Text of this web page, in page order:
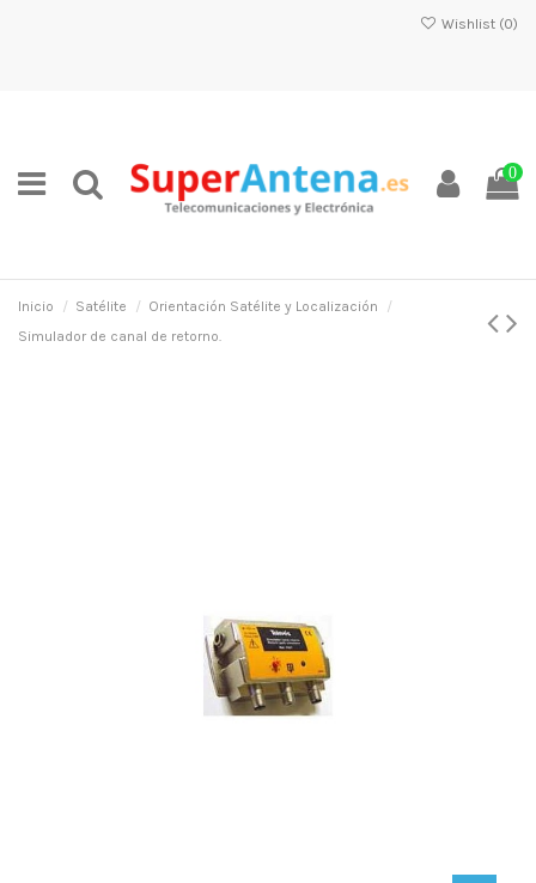
Wishlist (0)
0
Inicio Satélite
Orientación Satélite y Localización
Simulador de canal de retorno.